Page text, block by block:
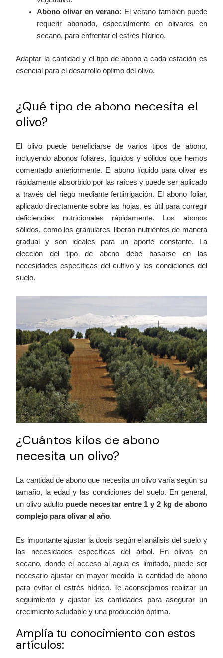
Abono olivar en verano: El verano también puede
requerir abonado, especialmente en olivares en
secano, para enfrentar el estrés hídrico.
Adaptar la cantidad y el tipo de abono a cada estación es
esencial para el desarrollo óptimo del olivo.
¿Qué tipo de abono necesita el
olivo?
El olivo puede beneficiarse de varios tipos de abono,
incluyendo abonos foliares, líquidos y sólidos que hemos
comentado anteriormente. El abono líquido para olivar es
rápidamente absorbido por las raíces y puede ser aplicado
a través del riego mediante fertiirrigación. El abono foliar,
aplicado directamente sobre las hojas, es útil para corregir
deficiencias nutricionales rápidamente. Los abonos
sólidos, como los granulares, liberan nutrientes de manera
gradual y son ideales para un aporte constante. La
elección del tipo de abono debe basarse en las
necesidades específicas del cultivo y las condiciones del
suelo.
¿Cuántos kilos de abono
necesita un olivo?
La cantidad de abono que necesita un olivo varía según su
tamaño, la edad y las condiciones del suelo. En general,
un olivo adulto puede necesitar entre 1 y 2 kg de abono
complejo para olivar al año.
Es importante ajustar la dosis según el análisis del suelo y
las necesidades específicas del árbol. En olivos en
secano, donde el acceso al agua es limitado, puede ser
necesario ajustar en mayor medida la cantidad de abono
para evitar el estrés hídrico. Te aconsejamos realizar un
seguimiento y ajustar las cantidades para asegurar un
crecimiento saludable y una producción óptima.
Amplía tu conocimiento con estos
artículos: